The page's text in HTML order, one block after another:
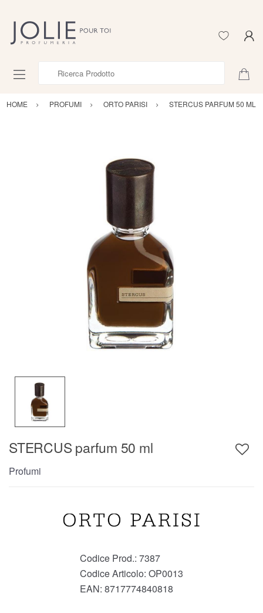
HOME PROFUMI ORTO PARISI STERCUS PARFUM 50 ML
STERCUS parfum 50 ml
Profumi
Codice Prod.: 7387
Codice Articolo: OP0013
EAN: 8717774840818